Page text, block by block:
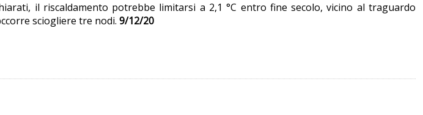
il riscaldamento potrebbe limitarsi a 2,1 °C entro fine secolo, vicino al traguardo
sciogliere tre nodi. 9/12/20